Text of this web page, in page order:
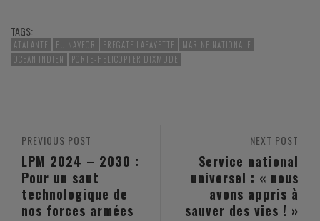
TAGS:
ATALANTE EU NAVFOR FREGATE LAFAYETTE
MARINE NATIONALE
OCEAN INDIEN
PORTE-HELICOPTER DIXMUDE
NEXT POST
Service national
universel : « nous
avons appris à
sauver des vies ! »
PREVIOUS POST
LPM 2024 – 2030 :
Pour un saut
technologique de
nos forces armées